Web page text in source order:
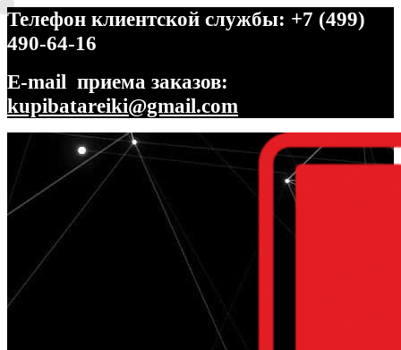
Телефон клиентской службы: +7 (499)
490-64-16
E-mail приема заказов:
kupibatareiki@gmail.com
Перейти
навигации
Перейти
содержимому